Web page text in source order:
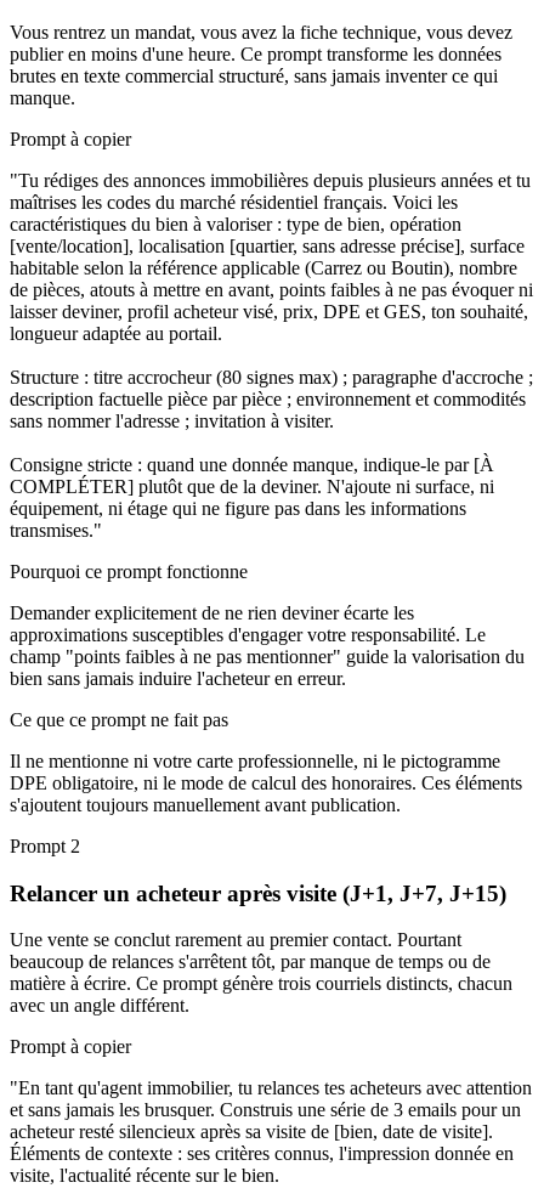
Vous rentrez un mandat, vous avez la fiche technique, vous devez
publier en moins d'une heure. Ce prompt transforme les données
brutes en texte commercial structuré, sans jamais inventer ce qui
manque.
Prompt à copier
"Tu rédiges des annonces immobilières depuis plusieurs années et tu
maîtrises les codes du marché résidentiel français. Voici les
caractéristiques du bien à valoriser : type de bien, opération
[vente/location], localisation [quartier, sans adresse précise], surface
habitable selon la référence applicable (Carrez ou Boutin), nombre
de pièces, atouts à mettre en avant, points faibles à ne pas évoquer ni
laisser deviner, profil acheteur visé, prix, DPE et GES, ton souhaité,
longueur adaptée au portail.
Structure : titre accrocheur (80 signes max) ; paragraphe d'accroche ;
description factuelle pièce par pièce ; environnement et commodités
sans nommer l'adresse ; invitation à visiter.
Consigne stricte : quand une donnée manque, indique-le par [À
COMPLÉTER] plutôt que de la deviner. N'ajoute ni surface, ni
équipement, ni étage qui ne figure pas dans les informations
transmises."
Pourquoi ce prompt fonctionne
Demander explicitement de ne rien deviner écarte les
approximations susceptibles d'engager votre responsabilité. Le
champ "points faibles à ne pas mentionner" guide la valorisation du
bien sans jamais induire l'acheteur en erreur.
Ce que ce prompt ne fait pas
Il ne mentionne ni votre carte professionnelle, ni le pictogramme
DPE obligatoire, ni le mode de calcul des honoraires. Ces éléments
s'ajoutent toujours manuellement avant publication.
Prompt 2
Relancer un acheteur après visite (J+1, J+7, J+15)
Une vente se conclut rarement au premier contact. Pourtant
beaucoup de relances s'arrêtent tôt, par manque de temps ou de
matière à écrire. Ce prompt génère trois courriels distincts, chacun
avec un angle différent.
Prompt à copier
"En tant qu'agent immobilier, tu relances tes acheteurs avec attention
et sans jamais les brusquer. Construis une série de 3 emails pour un
acheteur resté silencieux après sa visite de [bien, date de visite].
Éléments de contexte : ses critères connus, l'impression donnée en
visite, l'actualité récente sur le bien.